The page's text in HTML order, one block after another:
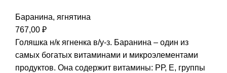
Баранина, ягнятина
767,00 ₽
Голяшка н/к ягненка в/у-з. Баранина – один из
самых богатых витаминами и микроэлементами
продуктов. Она содержит витамины: РР, Е, группы